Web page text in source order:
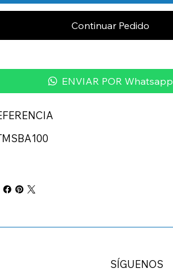
Continuar Pedido
ENVIAR POR Whatsapp
SÍGUENOS